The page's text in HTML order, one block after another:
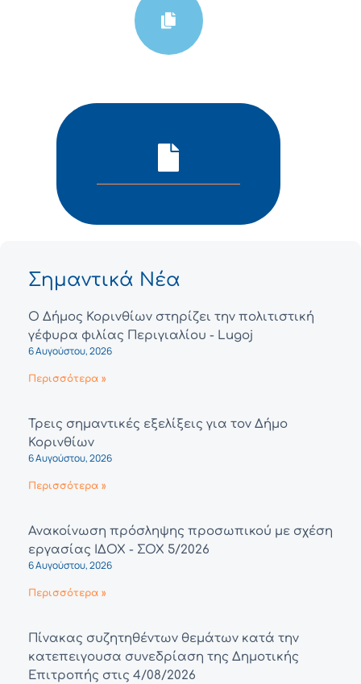
Σημαντικά Νέα
Ο Δήμος Κορινθίων στηρίζει την πολιτιστική
γέφυρα φιλίας Περιγιαλίου - Lugoj
6 Αυγούστου, 2026
Περισσότερα »
Τρεις σημαντικές εξελίξεις για τον Δήμο
Κορινθίων
6 Αυγούστου, 2026
Περισσότερα »
Ανακοίνωση πρόσληψης προσωπικού με σχέση
εργασίας ΙΔΟΧ - ΣΟΧ 5/2026
6 Αυγούστου, 2026
Περισσότερα »
Πίνακας συζητηθέντων θεμάτων κατά την
κατεπειγουσα συνεδρίαση της Δημοτικής
Επιτροπής στις 4/08/2026